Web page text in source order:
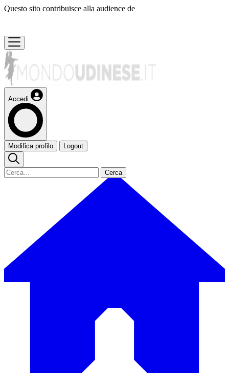
Questo sito contribuisce alla audience de
Accedi
Modifica profilo Logout
Cerca